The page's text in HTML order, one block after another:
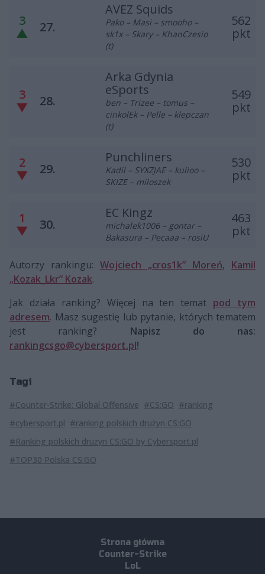
3
▲
27.
AVEZ Squids
Pako – Masi – smooho –
sk1x – Skary – KhanCzesio
(t)
562
pkt
3
▼
28.
Arka Gdynia
eSports
ben – Trizee – tomus –
cinkolEk – Pelle – klepczan
(t)
549
pkt
2
▼
29.
Punchliners
Kadil – SYXZJAE – kulioo –
SKIZE – miloszek
530
pkt
1
▼
30.
EC Kingz
michalek1006 – gontar –
Bakasura – Pecaaa – rosiU
463
pkt
Autorzy rankingu: Wojciech „cros1k” Moreń, Kamil
„Kozak_Lkr” Kozak.
Jak działa ranking? Więcej na ten temat pod tym
adresem. Masz sugestię lub pytanie, których tematem
jest ranking? Napisz do nas:
rankingcsgo@cybersport.pl!
Tagi
#Counter-Strike: Global Offensive #CS:GO #ranking
#cybersport.pl #ranking polskich drużyn CS:GO
#Ranking polskich drużyn CS:GO by Cybersport.pl
#TOP30 Polska CS:GO
Strona główna
Counter-Strike
LoL